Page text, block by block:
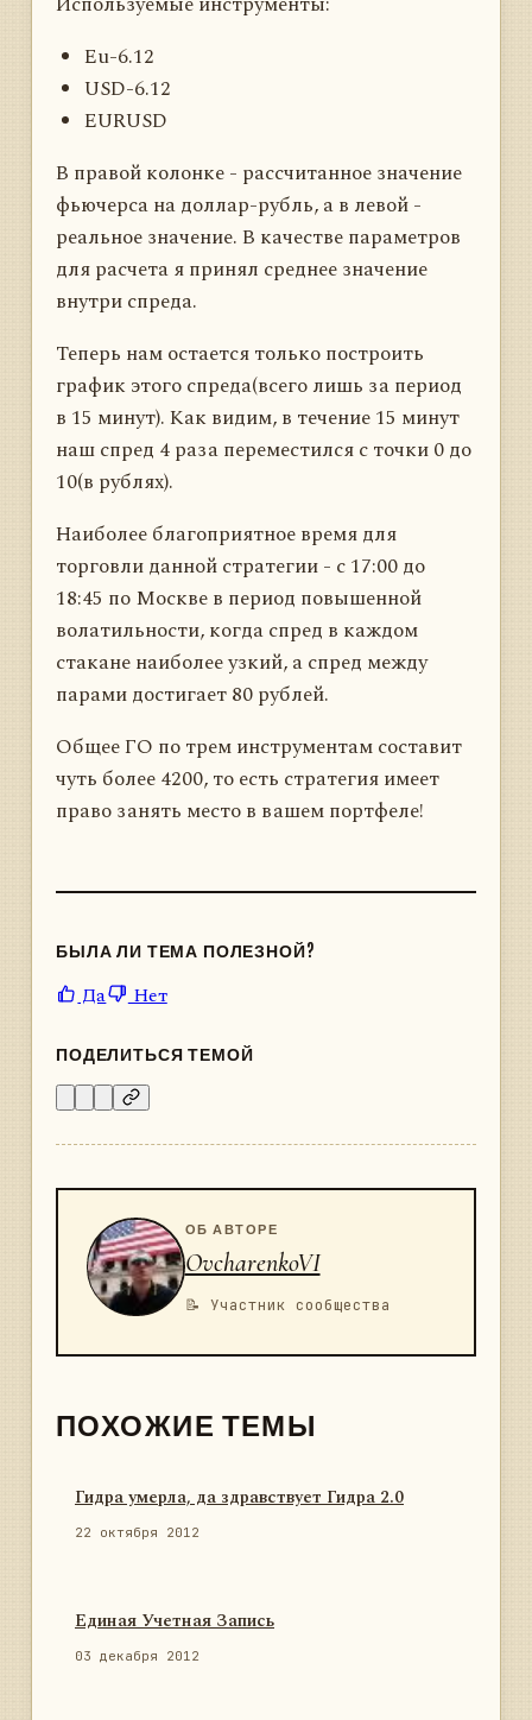
Eu-6.12
USD-6.12
EURUSD
В правой колонке - рассчитанное значение
фьючерса на доллар-рубль, а в левой -
реальное значение. В качестве параметров
для расчета я принял среднее значение
внутри спреда.
Теперь нам остается только построить
график этого спреда(всего лишь за период
в 15 минут). Как видим, в течение 15 минут
наш спред 4 раза переместился с точки 0 до
10(в рублях).
Наиболее благоприятное время для
торговли данной стратегии - с 17:00 до
18:45 по Москве в период повышенной
волатильности, когда спред в каждом
стакане наиболее узкий, а спред между
парами достигает 80 рублей.
Общее ГО по трем инструментам составит
чуть более 4200, то есть стратегия имеет
право занять место в вашем портфеле!
БЫЛА ЛИ ТЕМА ПОЛЕЗНОЙ?
Да Нет
ПОДЕЛИТЬСЯ ТЕМОЙ
ОБ АВТОРЕ
OvcharenkoVI
📝 Участник сообщества
ПОХОЖИЕ ТЕМЫ
Гидра умерла, да здравствует Гидра 2.0
22 октября 2012
Единая Учетная Запись
03 декабря 2012